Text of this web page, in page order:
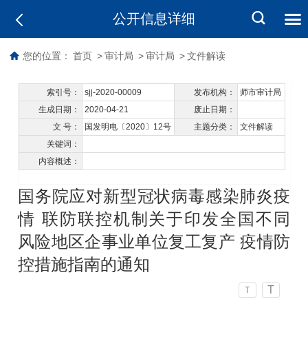
公开信息详细
您的位置： 首页 > 审计局 > 审计局 > 文件解读
索引号： sjj-2020-00009 发布机构：
师市审计局
生成日期：
2020-04-21
废止日期：
文 号：
国发明电〔2020〕12号 主题分类：
文件解读
关键词：
内容概述：
国务院应对新型冠状病毒感染肺炎疫
情 联防联控机制关于印发全国不同
风险地区企事业单位复工复产 疫情防
控措施指南的通知
T T